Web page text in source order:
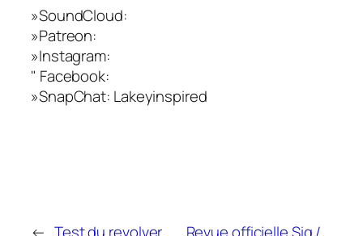
»SoundCloud:
»Patreon:
»Instagram:
" Facebook:
»SnapChat: Lakeyinspired
← Test du revolver
Revue officielle Sig /